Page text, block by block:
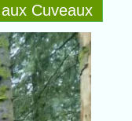
Cuveaux